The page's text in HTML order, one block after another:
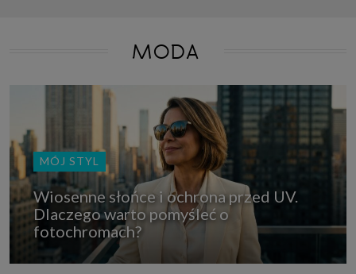
2. Masz również prawo żądania dostępu do Twoich danych osobowych, ich
sprostowania, usunięcia lub ograniczenia przetwarzania, prawo do
oraz prawo do wniesienia skargi do organu nadzorczego, którym w Polsce
jest Prezes Urzędu Ochrony Danych Osobowych.
Pod tym adresem
znajdziesz dodatkowe informacje dotyczące przetwarzania danych i
MODA
MÓJ STYL
Wiosenne słońce i ochrona przed UV.
Dlaczego warto pomyśleć o
fotochromach?